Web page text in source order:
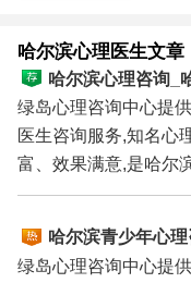
关键词：黑龙江心理咨
所/心理医院,哈尔滨心
最好的心理医生,哈尔
家好,哈尔滨比较好的
咨询,哈尔滨婚姻心理
哈尔滨心理医生文章
哈尔滨心理咨询_
绿岛心理咨询中心提
医生咨询服务,知名心
富、效果满意,是哈尔
咨询的理想...
哈尔滨青少年心
心理辅导 哈尔滨
绿岛心理咨询中心提